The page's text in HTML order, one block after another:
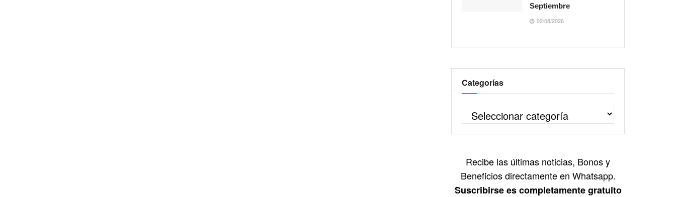
Septiembre
02/08/2026
Categorías
Recibe las últimas noticias, Bonos y
Beneficios directamente en Whatsapp.
Suscribirse es completamente gratuito